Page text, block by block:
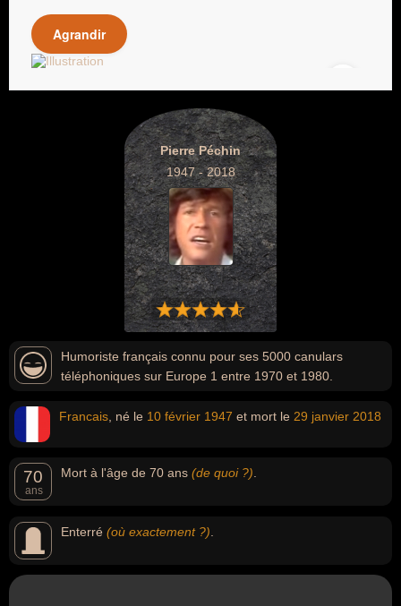
Agrandir
Pierre Péchin
1947 - 2018
Humoriste français connu pour ses 5000 canulars
téléphoniques sur Europe 1 entre 1970 et 1980.
Francais , né le 10 février 1947 et mort le 29 janvier 2018
70
ans
Mort à l'âge de 70 ans (de quoi ?)
Enterré (où exactement ?)